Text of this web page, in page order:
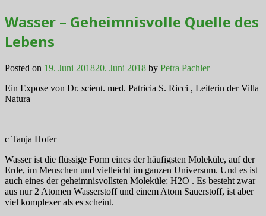
Wasser – Geheimnisvolle Quelle des
Lebens
Posted on 19. Juni 201820. Juni 2018 by Petra Pachler
Ein Expose von Dr. scient. med. Patricia S. Ricci , Leiterin der Villa
Natura
c Tanja Hofer
Wasser ist die flüssige Form eines der häufigsten Moleküle, auf der
Erde, im Menschen und vielleicht im ganzen Universum. Und es ist
auch eines der geheimnisvollsten Moleküle: H2O . Es besteht zwar
aus nur 2 Atomen Wasserstoff und einem Atom Sauerstoff, ist aber
viel komplexer als es scheint.